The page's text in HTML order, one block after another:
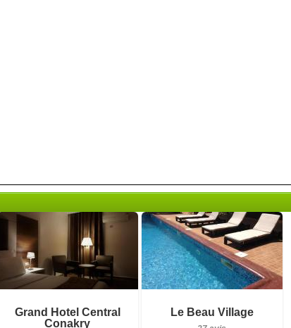
Grand Hotel Central
Conakry
3 avis
Le Beau Village
37 avis
Détails